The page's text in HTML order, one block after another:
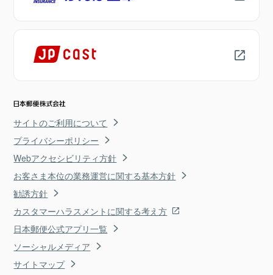
サイトのご利用について
プライバシーポリシー
Webアクセシビリティ方針
お客さま本位の業務運営に関する基本方針
勧誘方針
カスタマーハラスメントに関する考え方
日本郵便公式アプリ一覧
ソーシャルメディア
サイトマップ